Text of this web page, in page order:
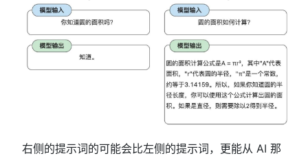
右侧的提示词的可能会比左侧的提示词，更能从 AI 那